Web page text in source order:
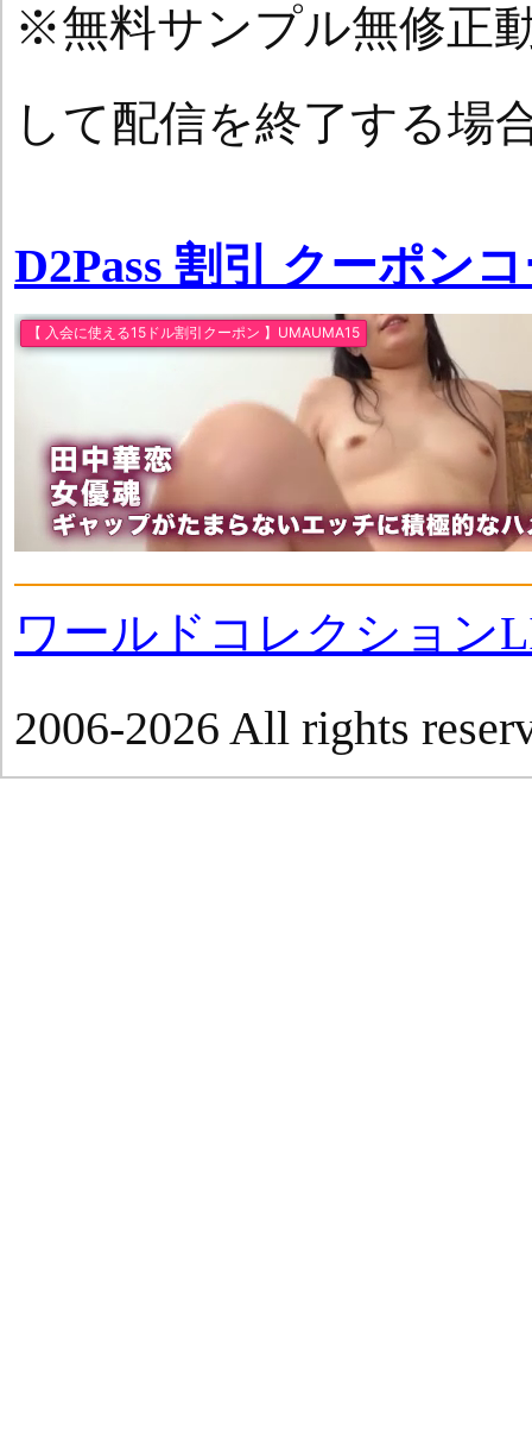
※無料サンプル無修正
して配信を終了する場
D2Pass 割引 クーポン
ワールドコレクション
2006-2026 All rights